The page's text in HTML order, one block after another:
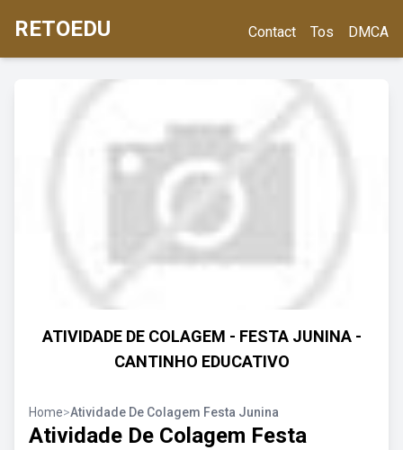
RETOEDU Contact Tos DMCA
ATIVIDADE DE COLAGEM - FESTA JUNINA -
CANTINHO EDUCATIVO
Home>Atividade De Colagem Festa Junina
Atividade De Colagem Festa